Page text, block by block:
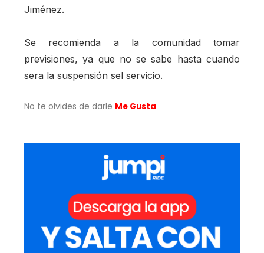
Jiménez.
Se recomienda a la comunidad tomar
previsiones, ya que no se sabe hasta cuando
sera la suspensión sel servicio.
No te olvides de darle Me Gusta